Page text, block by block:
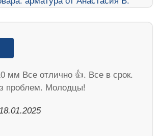
мм Все отлично 👍. Все в срок.
проблем. Молодцы!